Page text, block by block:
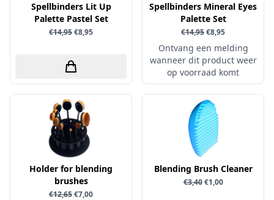
Spellbinders Lit Up
Palette Pastel Set
€14,95€8,95
Spellbinders Mineral Eyes
Palette Set
€14,95€8,95
Ontvang een melding
wanneer dit product weer
op voorraad komt
Holder for blending
brushes
€12,65€7,00
Blending Brush Cleaner
€3,40€1,00